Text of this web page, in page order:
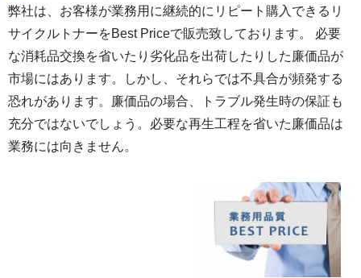
弊社は、お客様が業務用に継続的にリピート購入できるリ
サイクルトナーをBest Priceで販売致しております。 必要
な消耗品交換を省いたり劣化品を出荷したりした廉価品が
市場にはあります。しかし、それらでは不具合が頻発する
恐れがあります。廉価品の場合、トラブル発生時の保証も
充分ではないでしょう。必要な再生工程を省いた廉価品は
業務には向きません。